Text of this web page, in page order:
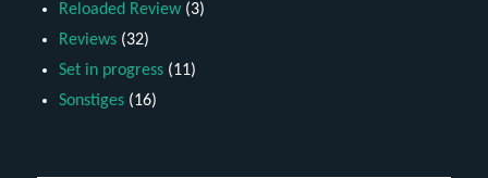
Reloaded Review (3)
Reviews (32)
Set in progress (11)
Sonstiges (16)